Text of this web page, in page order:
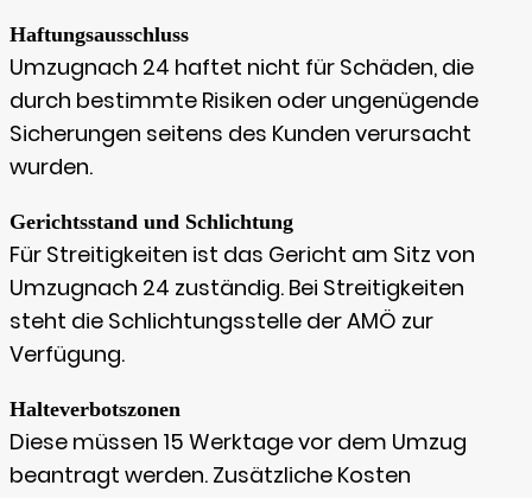
Haftungsausschluss
Umzugnach 24 haftet nicht für Schäden, die
durch bestimmte Risiken oder ungenügende
Sicherungen seitens des Kunden verursacht
wurden.
Gerichtsstand und Schlichtung
Für Streitigkeiten ist das Gericht am Sitz von
Umzugnach 24 zuständig. Bei Streitigkeiten
steht die Schlichtungsstelle der AMÖ zur
Verfügung.
Halteverbotszonen
Diese müssen 15 Werktage vor dem Umzug
beantragt werden. Zusätzliche Kosten